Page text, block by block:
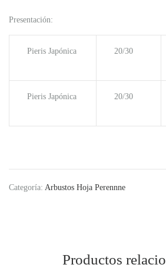
Presentación:
Pieris Japónica 20/30
Pieris Japónica 20/30
Categoría: Arbustos Hoja Perennne
Productos